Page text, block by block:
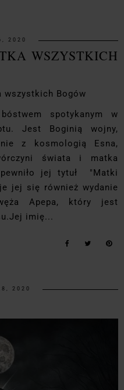
2020
WSZYSTKICH
spotykanym w
Jest Boginią wojny,
z kosmologią Esna,
świata i matka
jej tytuł "Matki
jej się również wydanie
Apepa, który jest
imię...
2020